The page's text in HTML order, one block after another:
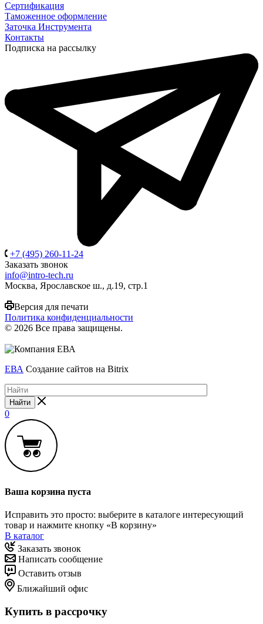
Сертификация
Таможенное оформление
Заточка Инструмента
Контакты
Подписка на рассылку
+7 (495) 260-11-24
Заказать звонок
info@intro-tech.ru
Москва, Ярославское ш., д.19, стр.1
Версия для печати
Политика конфиденциальности
© 2026 Все права защищены.
ЕВА Создание сайтов на Bitrix
Найти
0
Ваша корзина пуста
Исправить это просто: выберите в каталоге интересующий
товар и нажмите кнопку «В корзину»
В каталог
Заказать звонок
Написать сообщение
Оставить отзыв
Ближайший офис
Купить в рассрочку